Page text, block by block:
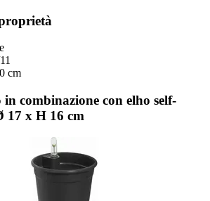
cm
in combinazione con elho self-
17 x H 16 cm